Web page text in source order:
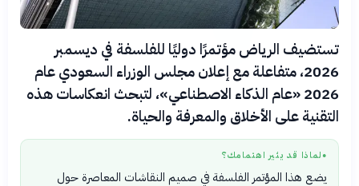
تستضيف الرياض مؤتمرًا دوليًا للفلسفة في ديسمبر
2026، متفاعلة مع إعلان مجلس الوزراء السعودي عام
2026 «عام الذكاء الاصطناعي»، لتبحث انعكاسات هذه
التقنية على الأخلاق والمعرفة والحياة.
● لماذا قد يثير اهتمامك؟
يضع هذا المؤتمر الفلسفة في صميم النقاشات المعاصرة حول